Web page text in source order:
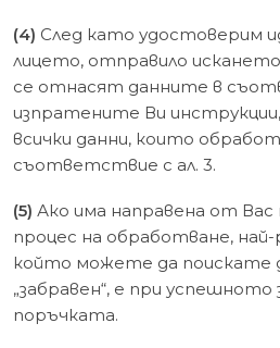
(4) След като удостоверим
лицето, отправило
се отнасят данните в
изпратените Ви
всички данни, които
съответствие с ал. 3.
(5) Ако има направена от Вас
процес на обработване,
който можете да поискате
„забравен“, е при
поръчката.